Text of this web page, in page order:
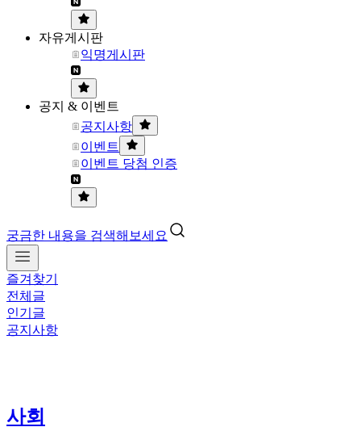
자유게시판
익명게시판
공지 & 이벤트
공지사항
이벤트
이벤트 당첨 인증
궁금한 내용을 검색해보세요
즐겨찾기
전체글
인기글
공지사항
사회